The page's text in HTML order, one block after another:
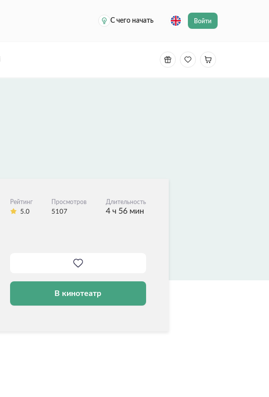
С чего начать
Войти
Рейтинг
5.0
Просмотров
5107
Длительность
4 ч 56 мин
В кинотеатр